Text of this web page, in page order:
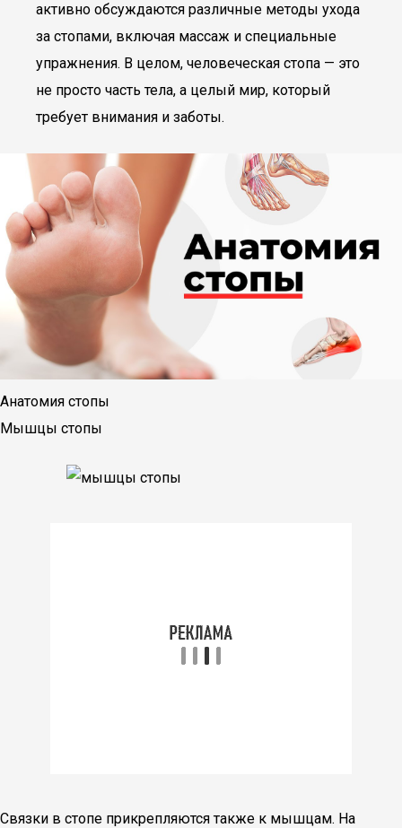
активно обсуждаются различные методы ухода
за стопами, включая массаж и специальные
упражнения. В целом, человеческая стопа — это
не просто часть тела, а целый мир, который
требует внимания и заботы.
Анатомия стопы
Мышцы стопы
Связки в стопе прикрепляются также к мышцам. На